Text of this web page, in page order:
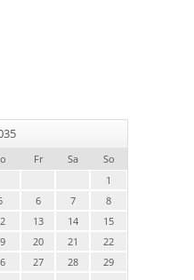
Fr Sa
So
1
6 7
8
13 14
15
20 21
22
27 28
29